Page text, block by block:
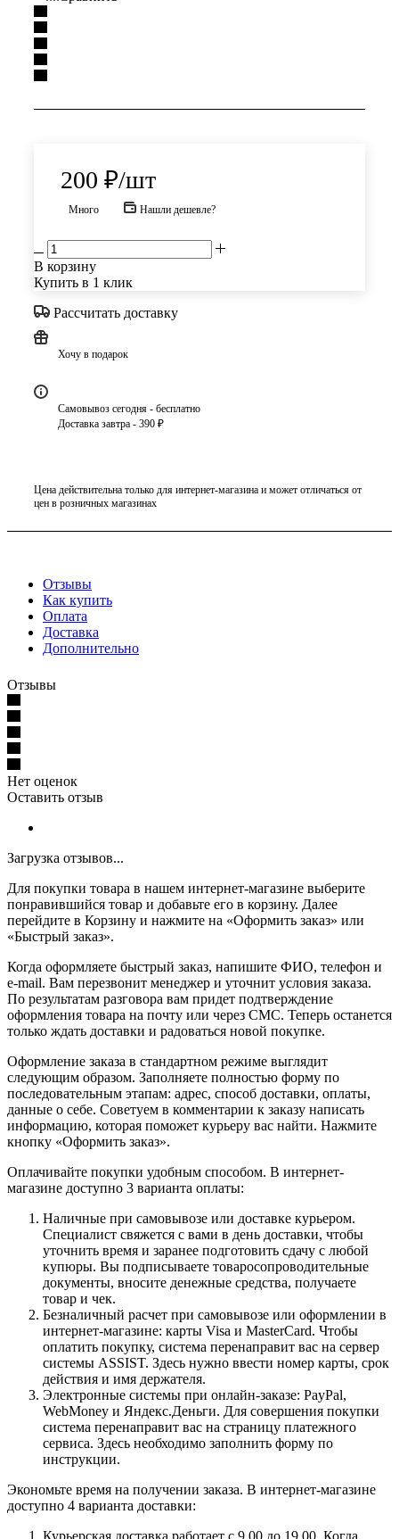
200 ₽/шт
Много Нашли дешевле?
В корзину
Купить в 1 клик
Рассчитать доставку
Хочу в подарок
Самовывоз сегодня - бесплатно
Доставка завтра - 390 ₽
Цена действительна только для интернет-магазина и может отличаться от
цен в розничных магазинах
Отзывы
Как купить
Оплата
Доставка
Дополнительно
Отзывы
Нет оценок
Оставить отзыв
Загрузка отзывов...
Для покупки товара в нашем интернет-магазине выберите
понравившийся товар и добавьте его в корзину. Далее
перейдите в Корзину и нажмите на «Оформить заказ» или
«Быстрый заказ».
Когда оформляете быстрый заказ, напишите ФИО, телефон и
e-mail. Вам перезвонит менеджер и уточнит условия заказа.
По результатам разговора вам придет подтверждение
оформления товара на почту или через СМС. Теперь останется
только ждать доставки и радоваться новой покупке.
Оформление заказа в стандартном режиме выглядит
следующим образом. Заполняете полностью форму по
последовательным этапам: адрес, способ доставки, оплаты,
данные о себе. Советуем в комментарии к заказу написать
информацию, которая поможет курьеру вас найти. Нажмите
кнопку «Оформить заказ».
Оплачивайте покупки удобным способом. В интернет-
магазине доступно 3 варианта оплаты:
Наличные при самовывозе или доставке курьером.
Специалист свяжется с вами в день доставки, чтобы
уточнить время и заранее подготовить сдачу с любой
купюры. Вы подписываете товаросопроводительные
документы, вносите денежные средства, получаете
товар и чек.
Безналичный расчет при самовывозе или оформлении в
интернет-магазине: карты Visa и MasterCard. Чтобы
оплатить покупку, система перенаправит вас на сервер
системы ASSIST. Здесь нужно ввести номер карты, срок
действия и имя держателя.
Электронные системы при онлайн-заказе: PayPal,
WebMoney и Яндекс.Деньги. Для совершения покупки
система перенаправит вас на страницу платежного
сервиса. Здесь необходимо заполнить форму по
инструкции.
Экономьте время на получении заказа. В интернет-магазине
доступно 4 варианта доставки:
Курьерская доставка работает с 9.00 до 19.00. Когда